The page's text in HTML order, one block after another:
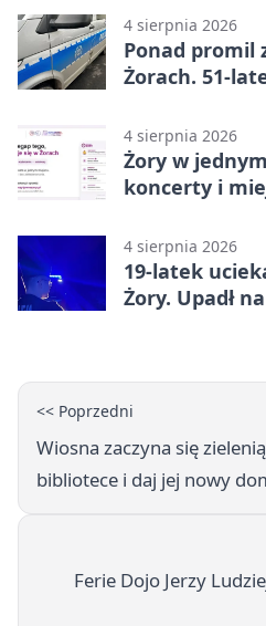
4 sierpnia 2026
Ponad promil
Żorach. 51-
4 sierpnia 2026
Żory w
koncerty i
4 sierpnia 2026
19-latek
Żory. Upadł
<< Poprzedni
Wiosna zaczyna się
bibliotece i daj jej nowy
Ferie Dojo Jerzy